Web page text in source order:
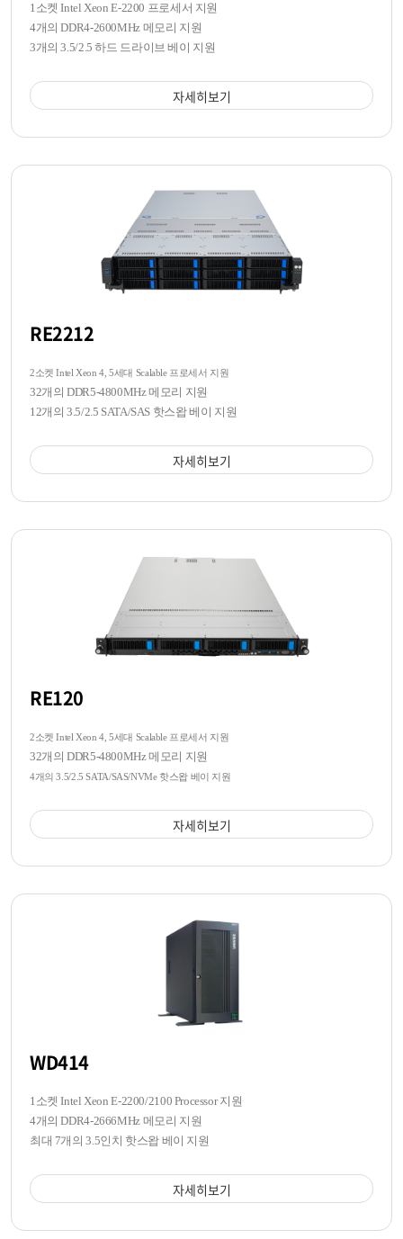
1소켓 Intel Xeon E-2200 프로세서 지원
4개의 DDR4-2600MHz 메모리 지원
3개의 3.5/2.5 하드 드라이브 베이 지원
자세히보기
RE2212
2소켓 Intel Xeon 4, 5세대 Scalable 프로세서 지원
32개의 DDR5-4800MHz 메모리 지원
12개의 3.5/2.5 SATA/SAS 핫스왑 베이 지원
자세히보기
RE120
2소켓 Intel Xeon 4, 5세대 Scalable 프로세서 지원
32개의 DDR5-4800MHz 메모리 지원
4개의 3.5/2.5 SATA/SAS/NVMe 핫스왑 베이 지원
자세히보기
WD414
1소켓 Intel Xeon E-2200/2100 Processor 지원
4개의 DDR4-2666MHz 메모리 지원
최대 7개의 3.5인치 핫스왑 베이 지원
자세히보기